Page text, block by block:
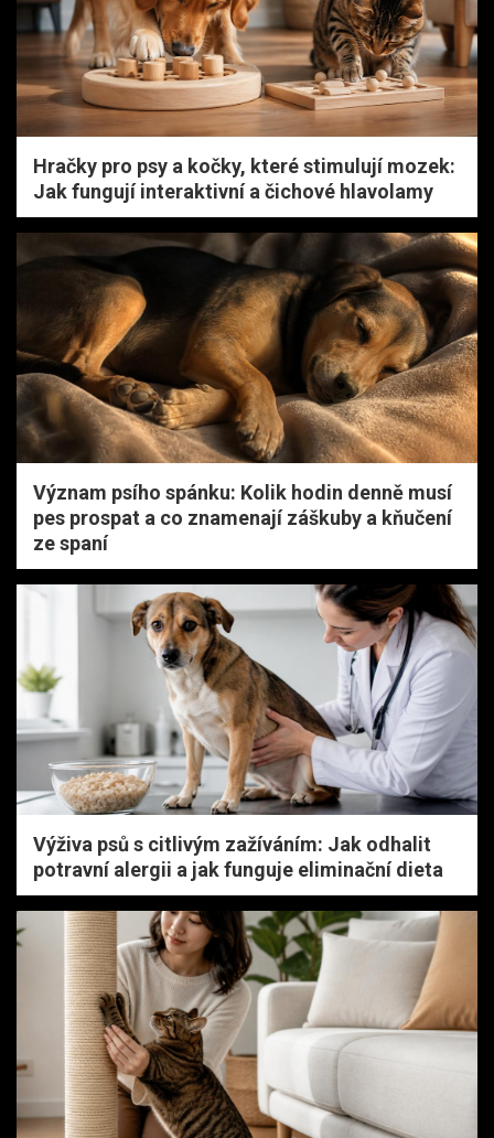
Hračky pro psy a kočky, které stimulují mozek:
Jak fungují interaktivní a čichové hlavolamy
Význam psího spánku: Kolik hodin denně musí
pes prospat a co znamenají záškuby a kňučení
ze spaní
Výživa psů s citlivým zažíváním: Jak odhalit
potravní alergii a jak funguje eliminační dieta